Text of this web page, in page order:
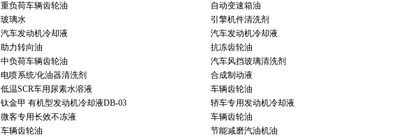
重负荷车辆齿轮油
自动变速箱油
玻璃水
引擎机件清洗剂
汽车发动机冷却液
汽车发动机冷却液
助力转向油
抗冻齿轮油
中负荷车辆齿轮油
汽车风挡玻璃清洗剂
电喷系统/化油器清洗剂
合成制动液
低温SCR车用尿素水溶液
车辆齿轮油
钛金甲 有机型发动机冷却液DB-03
轿车专用发动机冷却液
微客专用长效不冻液
车辆齿轮油
车辆齿轮油
节能减磨汽油机油